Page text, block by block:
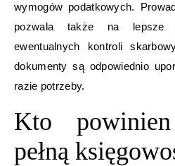
wymogów podatkowych.
pozwala także na lepsze
ewentualnych kontroli
dokumenty są odpowiednio
razie potrzeby.
Kto
pełną